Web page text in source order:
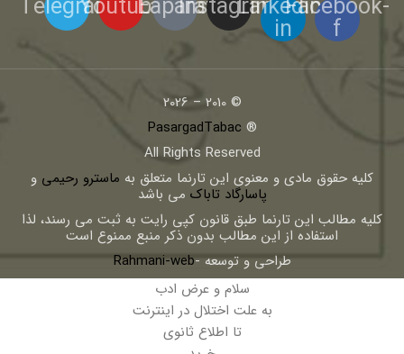
Facebook-
f
Linkedin-
in
Instagram
Eaparat
Youtube
Telegram
© 2010 – 2026
®
PasargadTabac
All Rights Reserved
كليه حقوق مادی و معنوی اين تارنما متعلق به ماسترو رحیمی و
پاسارگاد تاباک می باشد
کلیه مطالب این تارنما طبق قانون کپی رایت به ثبت می رسند، لذا
استفاده از این مطالب بدون ذکر منبع ممنوع است
طراحی و توسعه -Rahmani-web
سلام و عرض ادب
به علت اختلال در اینترنت
تا اطلاع ثانوی